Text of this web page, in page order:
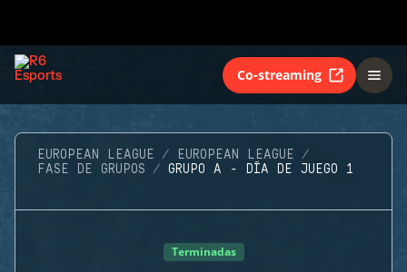
Co-streaming
EUROPEAN LEAGUE
EUROPEAN LEAGUE
FASE DE GRUPOS
GRUPO A - DÍA DE JUEGO 1
Terminadas